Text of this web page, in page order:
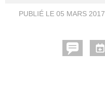
PUBLIÉ LE 05 MARS 2017